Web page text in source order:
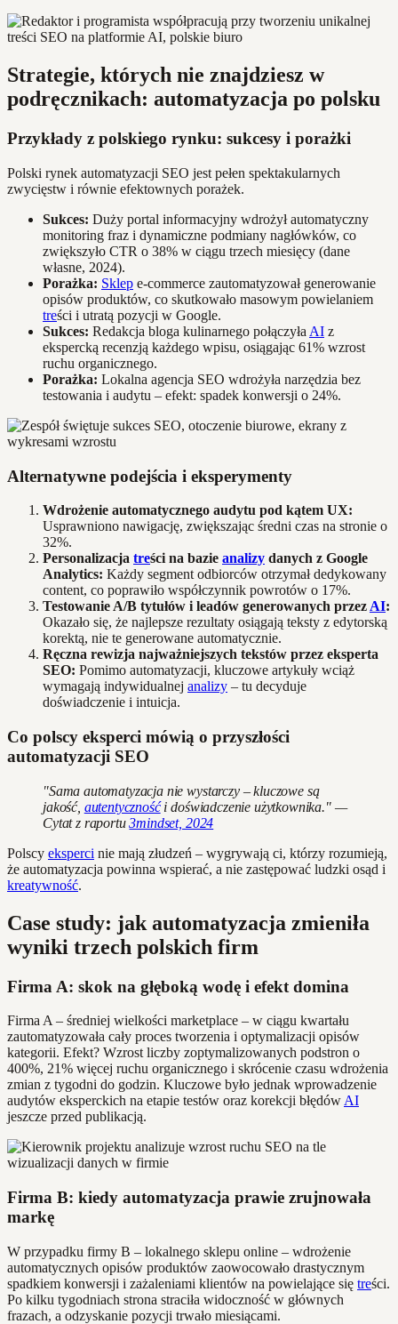
Strategie, których nie znajdziesz w
podręcznikach: automatyzacja po polsku
Przykłady z polskiego rynku: sukcesy i porażki
Polski rynek automatyzacji SEO jest pełen spektakularnych
zwycięstw i równie efektownych porażek.
Sukces: Duży portal informacyjny wdrożył automatyczny
monitoring fraz i dynamiczne podmiany nagłówków, co
zwiększyło CTR o 38% w ciągu trzech miesięcy (dane
własne, 2024).
Porażka: Sklep e-commerce zautomatyzował generowanie
opisów produktów, co skutkowało masowym powielaniem
treści i utratą pozycji w Google.
Sukces: Redakcja bloga kulinarnego połączyła AI z
ekspercką recenzją każdego wpisu, osiągając 61% wzrost
ruchu organicznego.
Porażka: Lokalna agencja SEO wdrożyła narzędzia bez
testowania i audytu – efekt: spadek konwersji o 24%.
Alternatywne podejścia i eksperymenty
Wdrożenie automatycznego audytu pod kątem UX:
Usprawniono nawigację, zwiększając średni czas na stronie o
32%.
Personalizacja treści na bazie analizy danych z Google
Analytics: Każdy segment odbiorców otrzymał dedykowany
content, co poprawiło współczynnik powrotów o 17%.
Testowanie A/B tytułów i leadów generowanych przezAI:
Okazało się, że najlepsze rezultaty osiągają teksty z edytorską
korektą, nie te generowane automatycznie.
Ręczna rewizja najważniejszych tekstów przez eksperta
SEO: Pomimo automatyzacji, kluczowe artykuły wciąż
wymagają indywidualnej analizy – tu decyduje
doświadczenie i intuicja.
Co polscy eksperci mówią o przyszłości
automatyzacji SEO
"Sama automatyzacja nie wystarczy – kluczowe są
jakość, autentycznośći doświadczenie użytkownika." —
Cytat z raportu3mindset, 2024
Polscy eksperci nie mają złudzeń – wygrywają ci, którzy rozumieją,
że automatyzacja powinna wspierać, a nie zastępować ludzki osąd i
kreatywność.
Case study: jak automatyzacja zmieniła
wyniki trzech polskich firm
Firma A: skok na głęboką wodę i efekt domina
Firma A – średniej wielkości marketplace – w ciągu kwartału
zautomatyzowała cały proces tworzenia i optymalizacji opisów
kategorii. Efekt? Wzrost liczby zoptymalizowanych podstron o
400%, 21% więcej ruchu organicznego i skrócenie czasu wdrożenia
zmian z tygodni do godzin. Kluczowe było jednak wprowadzenie
audytów eksperckich na etapie testów oraz korekcji błędówAI
jeszcze przed publikacją.
Firma B: kiedy automatyzacja prawie zrujnowała
markę
W przypadku firmy B – lokalnego sklepu online – wdrożenie
automatycznych opisów produktów zaowocowało drastycznym
spadkiem konwersji i zażaleniami klientów na powielające się treści.
Po kilku tygodniach strona straciła widoczność w głównych
frazach, a odzyskanie pozycji trwało miesiącami.